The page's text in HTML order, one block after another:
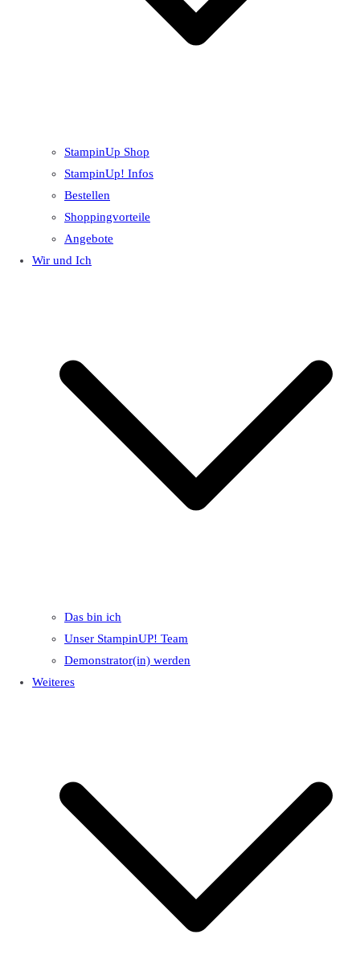
StampinUp Shop
StampinUp! Infos
Bestellen
Shoppingvorteile
Angebote
Wir und Ich
Das bin ich
Unser StampinUP! Team
Demonstrator(in) werden
Weiteres